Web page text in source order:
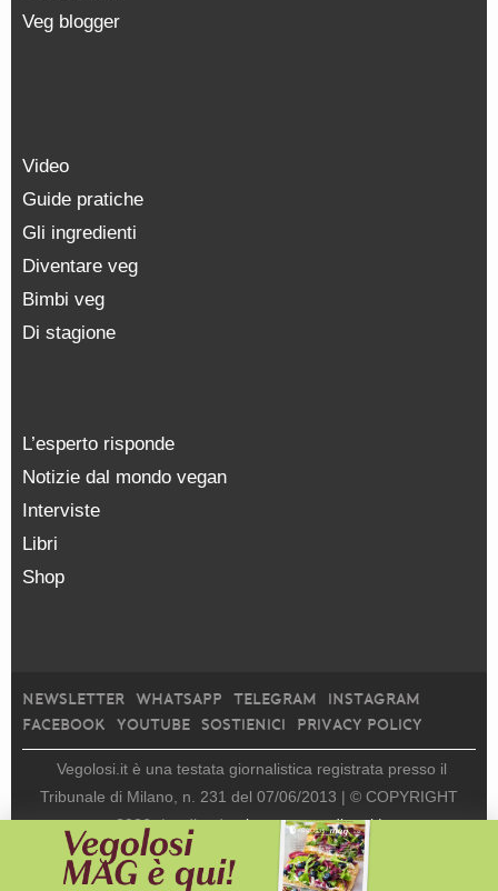
Veg blogger
Video
Guide pratiche
Gli ingredienti
Diventare veg
Bimbi veg
Di stagione
L’esperto risponde
Notizie dal mondo vegan
Interviste
Libri
Shop
NEWSLETTER WHATSAPP TELEGRAM
INSTAGRAM
FACEBOOK
YOUTUBE SOSTIENICI PRIVACY POLICY
Vegolosi.it è una testata giornalistica registrata presso il
Tribunale di Milano, n. 231 del 07/06/2013 | © COPYRIGHT
2026 | edito da viceversa media srl |